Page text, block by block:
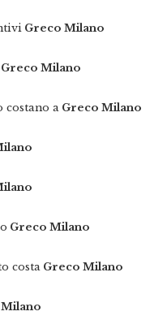
Greco Milano
Greco Milano
costano a Greco Milano
Greco Milano
costa Greco Milano